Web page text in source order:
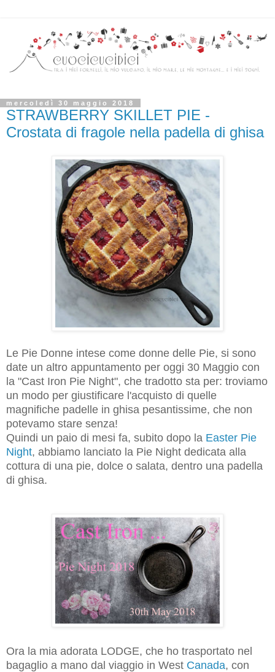
mercoledì 30 maggio 2018
STRAWBERRY SKILLET PIE -
Crostata di fragole nella padella di ghisa
Le Pie Donne intese come donne delle Pie, si sono
date un altro appuntamento per oggi 30 Maggio con
la "Cast Iron Pie Night", che tradotto sta per: troviamo
un modo per giustificare l'acquisto di quelle
magnifiche padelle in ghisa pesantissime, che non
potevamo stare senza!
Quindi un paio di mesi fa, subito dopo la Easter Pie
Night, abbiamo lanciato la Pie Night dedicata alla
cottura di una pie, dolce o salata, dentro una padella
di ghisa.
Ora la mia adorata LODGE, che ho trasportato nel
bagaglio a mano dal viaggio in West Canada, con